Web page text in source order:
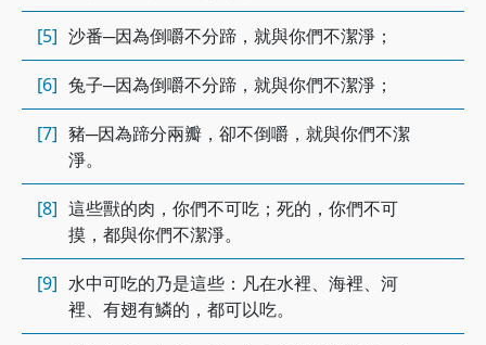
[5] 沙番─因為倒嚼不分蹄，就與你們不潔淨；
[6] 兔子─因為倒嚼不分蹄，就與你們不潔淨；
[7] 豬─因為蹄分兩瓣，卻不倒嚼，就與你們不潔
淨。
[8] 這些獸的肉，你們不可吃；死的，你們不可
摸，都與你們不潔淨。
[9] 水中可吃的乃是這些：凡在水裡、海裡、河
裡、有翅有鱗的，都可以吃。